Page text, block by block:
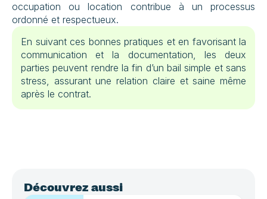
occupation ou location contribue à un processus
ordonné et respectueux.
En suivant ces bonnes pratiques et en favorisant la
communication et la documentation, les deux
parties peuvent rendre la fin d’un bail simple et sans
stress, assurant une relation claire et saine même
après le contrat.
Découvrez aussi